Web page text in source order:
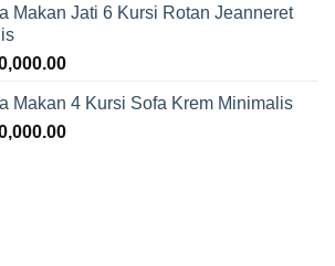
Makan Jati 6 Kursi Rotan Jeanneret
Makan 4 Kursi Sofa Krem Minimalis